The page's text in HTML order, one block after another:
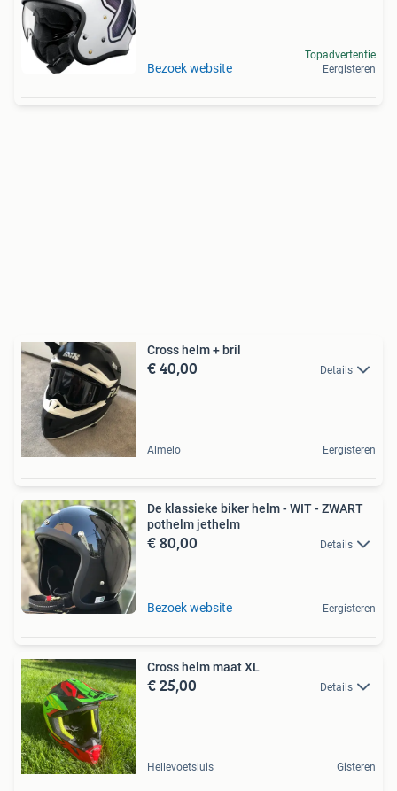
Bezoek website
Topadvertentie
Eergisteren
Cross helm + bril
€ 40,00 Details
Almelo Eergisteren
De klassieke biker helm - WIT - ZWART
pothelm jethelm
€ 80,00 Details
Bezoek website Eergisteren
Cross helm maat XL
€ 25,00 Details
Hellevoetsluis Gisteren